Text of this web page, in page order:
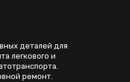
деталей для
легкового и
ремонт.